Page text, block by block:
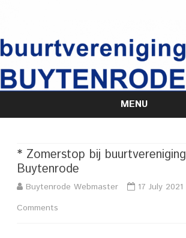
MENU
Skip
* Zomerstop bij buurtvereniging
Buytenrode
Buytenrode Webmaster 17 July 2021
Comments